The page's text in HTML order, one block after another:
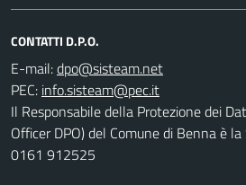
CONTATTI D.P.O.
E-mail:
PEC:
Il Responsabile della Protezione dei
Officer DPO) del Comune di Benna è
0161 912525